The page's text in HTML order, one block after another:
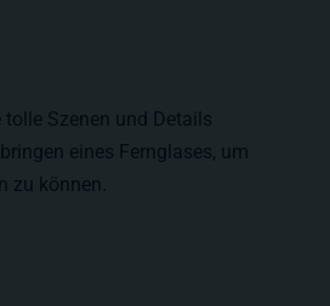
Szenen und Details
eines Fernglases, um
zu können.